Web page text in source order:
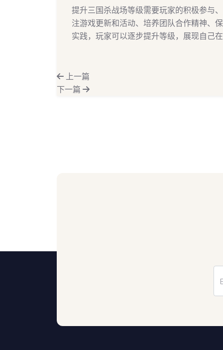
提升三国杀战场等级需要玩家的积极参与
注游戏更新和活动、培养团队合作精神、
实践，玩家可以逐步提升等级，展现自己
上一篇
下一篇